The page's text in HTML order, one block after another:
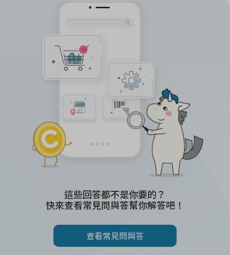
這些回答都不是你要的？
快來查看常見問與答幫你解答吧！
查看常見問與答